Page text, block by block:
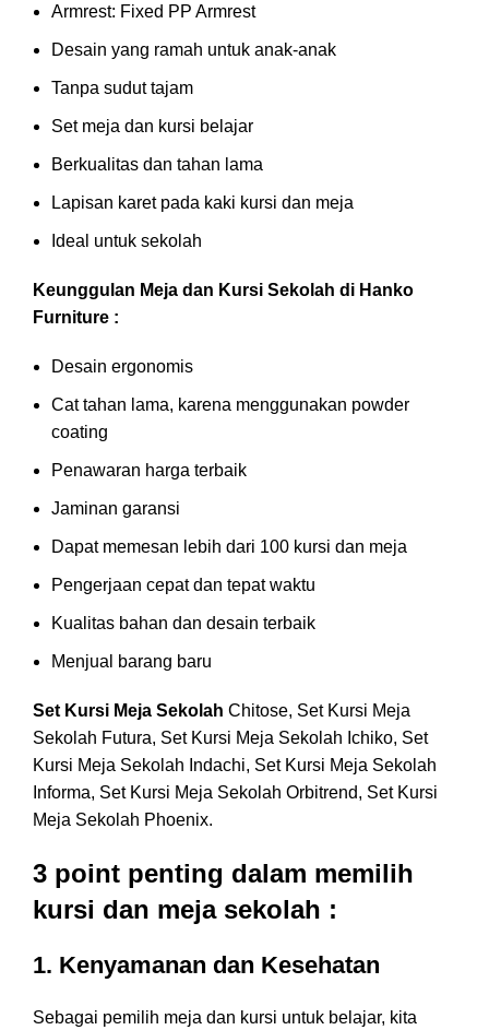
Armrest: Fixed PP Armrest
Desain yang ramah untuk anak-anak
Tanpa sudut tajam
Set meja dan kursi belajar
Berkualitas dan tahan lama
Lapisan karet pada kaki kursi dan meja
Ideal untuk sekolah
Keunggulan Meja dan Kursi Sekolah di Hanko
Furniture :
Desain ergonomis
Cat tahan lama, karena menggunakan powder
coating
Penawaran harga terbaik
Jaminan garansi
Dapat memesan lebih dari 100 kursi dan meja
Pengerjaan cepat dan tepat waktu
Kualitas bahan dan desain terbaik
Menjual barang baru
Set Kursi Meja Sekolah Chitose, Set Kursi Meja
Sekolah Futura, Set Kursi Meja Sekolah Ichiko, Set
Kursi Meja Sekolah Indachi, Set Kursi Meja Sekolah
Informa, Set Kursi Meja Sekolah Orbitrend, Set Kursi
Meja Sekolah Phoenix.
3 point penting dalam memilih
kursi dan meja sekolah :
1. Kenyamanan dan Kesehatan
Sebagai pemilih meja dan kursi untuk belajar, kita